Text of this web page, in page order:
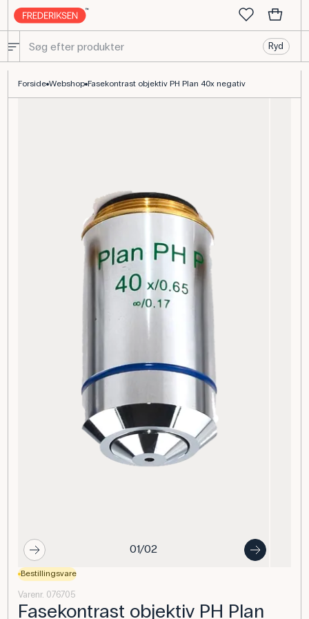
Ryd
Forside Webshop Fasekontrast objektiv PH Plan 40x negativ
01/02
Bestillingsvare
Varenr. 076705
Fasekontrast objektiv PH Plan